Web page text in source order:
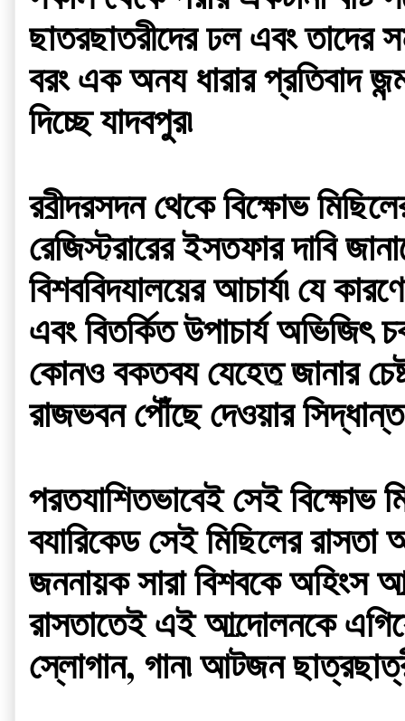
ছাত্রছাত্রীদের ঢল এবং
বরং এক অন্য ধারার প্রতিবাদ
দিচ্ছে যাদবপুর৷
রবীন্দ্রসদন থেকে বিক্ষোভ
রেজিস্ট্রারের ইস্তফার দাবি
বিশ্ববিদ্যালয়ের আচার্য৷ যে
এবং বিতর্কিত উপাচার্য অভিজিৎ
কোনও বক্তব্য যেহেতু জানার
রাজভবন পৌঁছে দেওয়ার
প্রত্যাশিতভাবেই সেই বিক্ষোভ
ব্যারিকেড সেই মিছিলের রাস্তা
জননায়ক সারা বিশ্বকে অহিংস
রাস্তাতেই এই আন্দোলনকে
স্লোগান, গান৷ আটজন